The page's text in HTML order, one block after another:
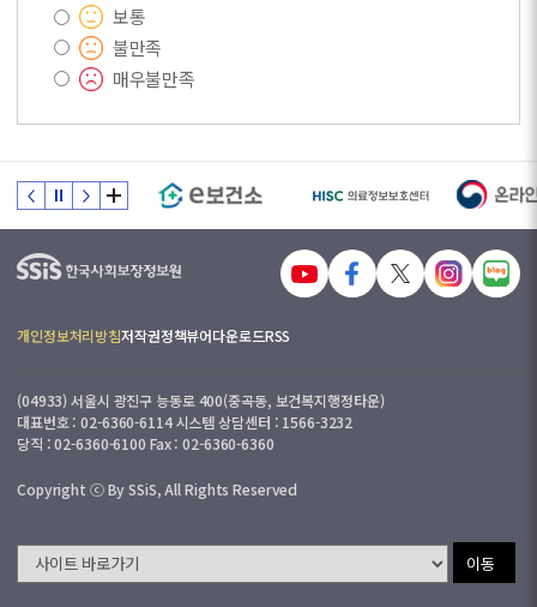
보통
불만족
매우불만족
개인정보처리방침저작권정책뷰어다운로드RSS
(04933) 서울시 광진구 능동로 400(중곡동, 보건복지행정타운)
대표번호 : 02-6360-6114 시스템 상담센터 : 1566-3232
당직 : 02-6360-6100 Fax : 02-6360-6360
Copyright ⓒ By SSiS, All Rights Reserved
이동